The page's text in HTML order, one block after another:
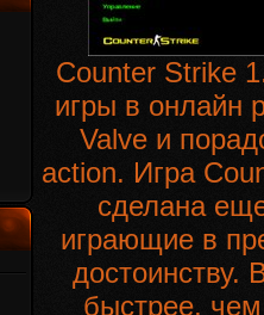
Counter Strike
игры в онлайн
Valve и
action. Игра
сделана
играющие в
достоинству.
быстрее,